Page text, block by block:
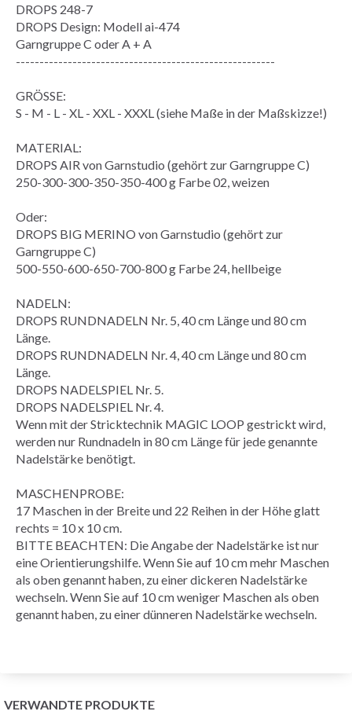
DROPS 248-7
DROPS Design: Modell ai-474
GarngruppeC oder A + A
-------------------------------------------------------
GRÖSSE:
S - M - L - XL - XXL - XXXL (siehe Maße in der Maßskizze!)
MATERIAL:
DROPS AIR von Garnstudio (gehört zur Garngruppe C)
250-300-300-350-350-400 g Farbe 02, weizen
Oder:
DROPS BIG MERINO von Garnstudio (gehört zur
Garngruppe C)
500-550-600-650-700-800 g Farbe 24, hellbeige
NADELN:
DROPS RUNDNADELN Nr. 5, 40 cm Länge und 80 cm
Länge.
DROPS RUNDNADELN Nr. 4, 40 cm Länge und 80 cm
Länge.
DROPS NADELSPIEL Nr. 5.
DROPS NADELSPIEL Nr. 4.
Wenn mit der Stricktechnik MAGIC LOOP gestrickt wird,
werden nur Rundnadeln in 80 cm Länge für jede genannte
Nadelstärke benötigt.
MASCHENPROBE:
17 Maschen in der Breite und 22 Reihen in der Höheglatt
rechts = 10 x 10 cm.
BITTE BEACHTEN: Die Angabe der Nadelstärke ist nur
eine Orientierungshilfe. Wenn Sie auf 10 cm mehr Maschen
als oben genannt haben, zu einer dickeren Nadelstärke
wechseln. Wenn Sie auf 10 cm weniger Maschen als oben
genannt haben, zu einer dünneren Nadelstärke wechseln.
VERWANDTE PRODUKTE